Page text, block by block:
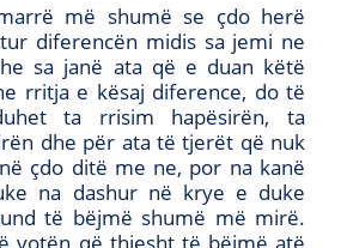
më shumë se çdo herë
diferencën midis sa jemi ne
sa janë ata që e duan këtë
rritja e kësaj diference, do të
ta rrisim hapësirën, ta
dhe për ata të tjerët që nuk
çdo ditë me ne, por na kanë
na dashur në krye e duke
të bëjmë shumë më mirë.
votën që thjesht të bëjmë atë